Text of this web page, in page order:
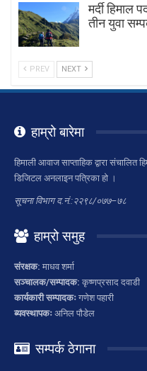
मर्दी हिमाल
तीन युवा
PREV NEXT
हाम्रो बारेमा
हिमाली आवाज साप्ताहिक द्वारा
डिजिटल अनलाइन पत्रिका हो ।
सूचना विभाग द.नं.:२२९८/०७७–७८
हाम्रो समुह
संरक्षक: माधव शर्मा
सञ्चालक/सम्पादक: कृष्णप्रसाद दवाडी
कार्यकारी सम्पादकः गणेश पहारी
ब्यवस्थापकः अनिल पौडेल
सम्पर्क ठेगाना